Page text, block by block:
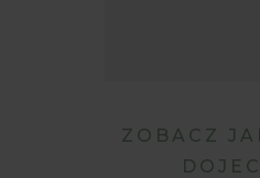
ZOBACZ